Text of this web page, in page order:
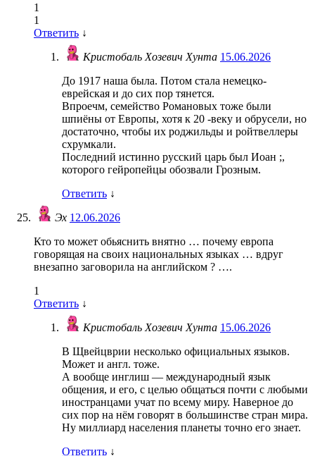
1
1
Ответить ↓
Кристобаль Хозевич Хунта 15.06.2026
До 1917 наша была. Потом стала немецко-
еврейская и до сих пор тянется.
Впроечм, семейство Романовых тоже были
шпиёны от Европы, хотя к 20 -веку и обрусели, но
достаточно, чтобы их роджильды и ройтвеллеры
схрумкали.
Последний истинно русский царь был Иоан ;,
которого гейропейцы обозвали Грозным.
Ответить ↓
Эх 12.06.2026
Кто то может обьяснить внятно … почему европа
говорящая на своих национальных языках … вдруг
внезапно заговорила на английском ? ….
1
Ответить ↓
Кристобаль Хозевич Хунта 15.06.2026
В Щвейцврии несколько официальных языков.
Может и англ. тоже.
А вообще инглиш — международный язык
общения, и его, с целью общаться почти с любыми
иностранцами учат по всему миру. Наверное до
сих пор на нём говорят в большинстве стран мира.
Ну миллиард населения планеты точно его знает.
Ответить ↓